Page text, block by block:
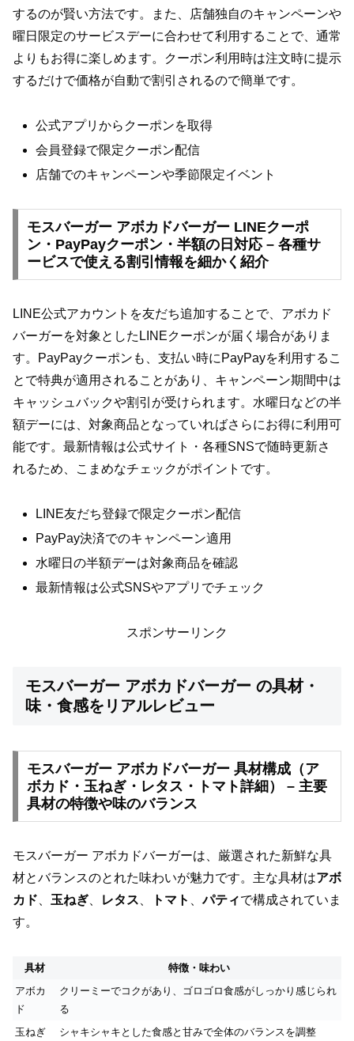
するのが賢い方法です。また、店舗独自のキャンペーンや
曜日限定のサービスデーに合わせて利用することで、通常
よりもお得に楽しめます。クーポン利用時は注文時に提示
するだけで価格が自動で割引されるので簡単です。
公式アプリからクーポンを取得
会員登録で限定クーポン配信
店舗でのキャンペーンや季節限定イベント
モスバーガー アボカドバーガー LINEクーポ
ン・PayPayクーポン・半額の日対応 – 各種サ
ービスで使える割引情報を細かく紹介
LINE公式アカウントを友だち追加することで、アボカド
バーガーを対象としたLINEクーポンが届く場合がありま
す。PayPayクーポンも、支払い時にPayPayを利用するこ
とで特典が適用されることがあり、キャンペーン期間中は
キャッシュバックや割引が受けられます。水曜日などの半
額デーには、対象商品となっていればさらにお得に利用可
能です。最新情報は公式サイト・各種SNSで随時更新さ
れるため、こまめなチェックがポイントです。
LINE友だち登録で限定クーポン配信
PayPay決済でのキャンペーン適用
水曜日の半額デーは対象商品を確認
最新情報は公式SNSやアプリでチェック
スポンサーリンク
モスバーガー アボカドバーガー の具材・
味・食感をリアルレビュー
モスバーガー アボカドバーガー 具材構成（ア
ボカド・玉ねぎ・レタス・トマト詳細） – 主要
具材の特徴や味のバランス
モスバーガー アボカドバーガーは、厳選された新鮮な具
材とバランスのとれた味わいが魅力です。主な具材はアボ
カド
玉ねぎ レタス トマト 、パティで構成されていま
す。
具材
特徴・味わい
アボカ
ド
クリーミーでコクがあり、ゴロゴロ食感がしっかり感じられ
る
玉ねぎ
シャキシャキとした食感と甘みで全体のバランスを調整